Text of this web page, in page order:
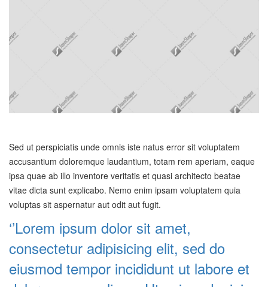
Sed ut perspiciatis unde omnis iste natus error sit voluptatem
accusantium doloremque laudantium, totam rem aperiam, eaque
ipsa quae ab illo inventore veritatis et quasi architecto beatae
vitae dicta sunt explicabo. Nemo enim ipsam voluptatem quia
voluptas sit aspernatur aut odit aut fugit.
‘’Lorem ipsum dolor sit amet,
consectetur adipisicing elit, sed do
eiusmod tempor incididunt ut labore et